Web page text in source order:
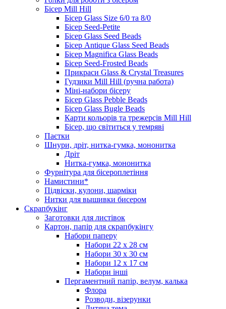
Бісер Mill Hill
Бісер Glass Size 6/0 та 8/0
Бісер Seed-Petite
Бісер Glass Seed Beads
Бісер Antique Glass Seed Beads
Бісер Magnifica Glass Beads
Бісер Seed-Frosted Beads
Прикраси Glass & Crystal Treasures
Гудзики Mill Hill (ручна работа)
Міні-набори бісеру
Бісер Glass Pebble Beads
Бісер Glass Bugle Beads
Карти кольорів та трежерсів Mill Hill
Бісер, що світиться у темряві
Паєтки
Шнури, дріт, нитка-гумка, мононитка
Дріт
Нитка-гумка, мононитка
Фурнітура для бісероплетіння
Намистини*
Підвіски, кулони, шарміки
Нитки для вышивки бисером
Скрапбукінг
Заготовки для листівок
Картон, папір для скрапбукінгу
Набори паперу
Набори 22 х 28 см
Набори 30 х 30 см
Набори 12 х 17 см
Набори інші
Пергаментний папір, велум, калька
Флора
Розводи, візерунки